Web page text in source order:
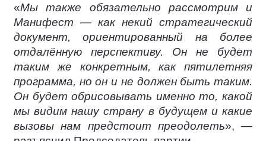
«Мы также обязательно рассмотрим и
Манифест — как некий стратегический
документ, ориентированный на более
отдалённую перспективу. Он не будет
таким же конкретным, как пятилетняя
программа, но он и не должен быть таким.
Он будет обрисовывать именно то, какой
мы видим нашу страну в будущем и какие
вызовы нам предстоит преодолеть», —